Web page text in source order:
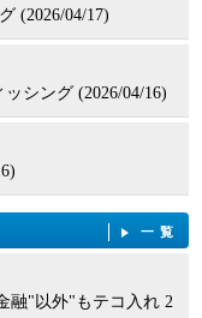
(2026/04/17)
シング (2026/04/16)
一覧
融"以外"もテコ入れ 2